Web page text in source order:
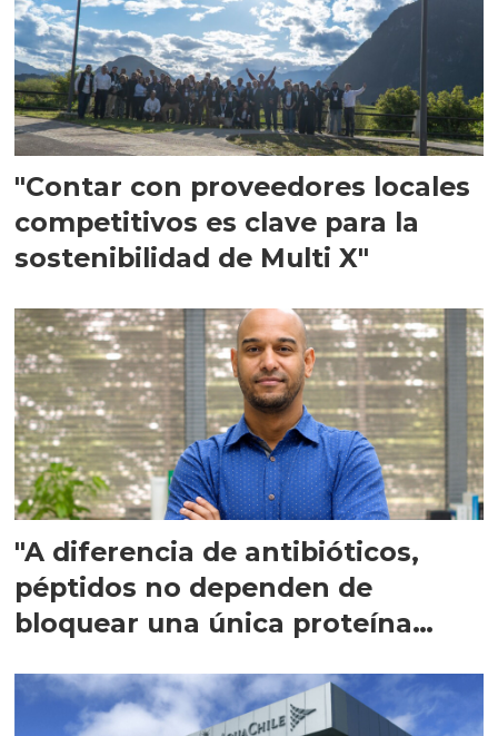
"Contar con proveedores locales
competitivos es clave para la
sostenibilidad de Multi X"
"A diferencia de antibióticos,
péptidos no dependen de
bloquear una única proteína